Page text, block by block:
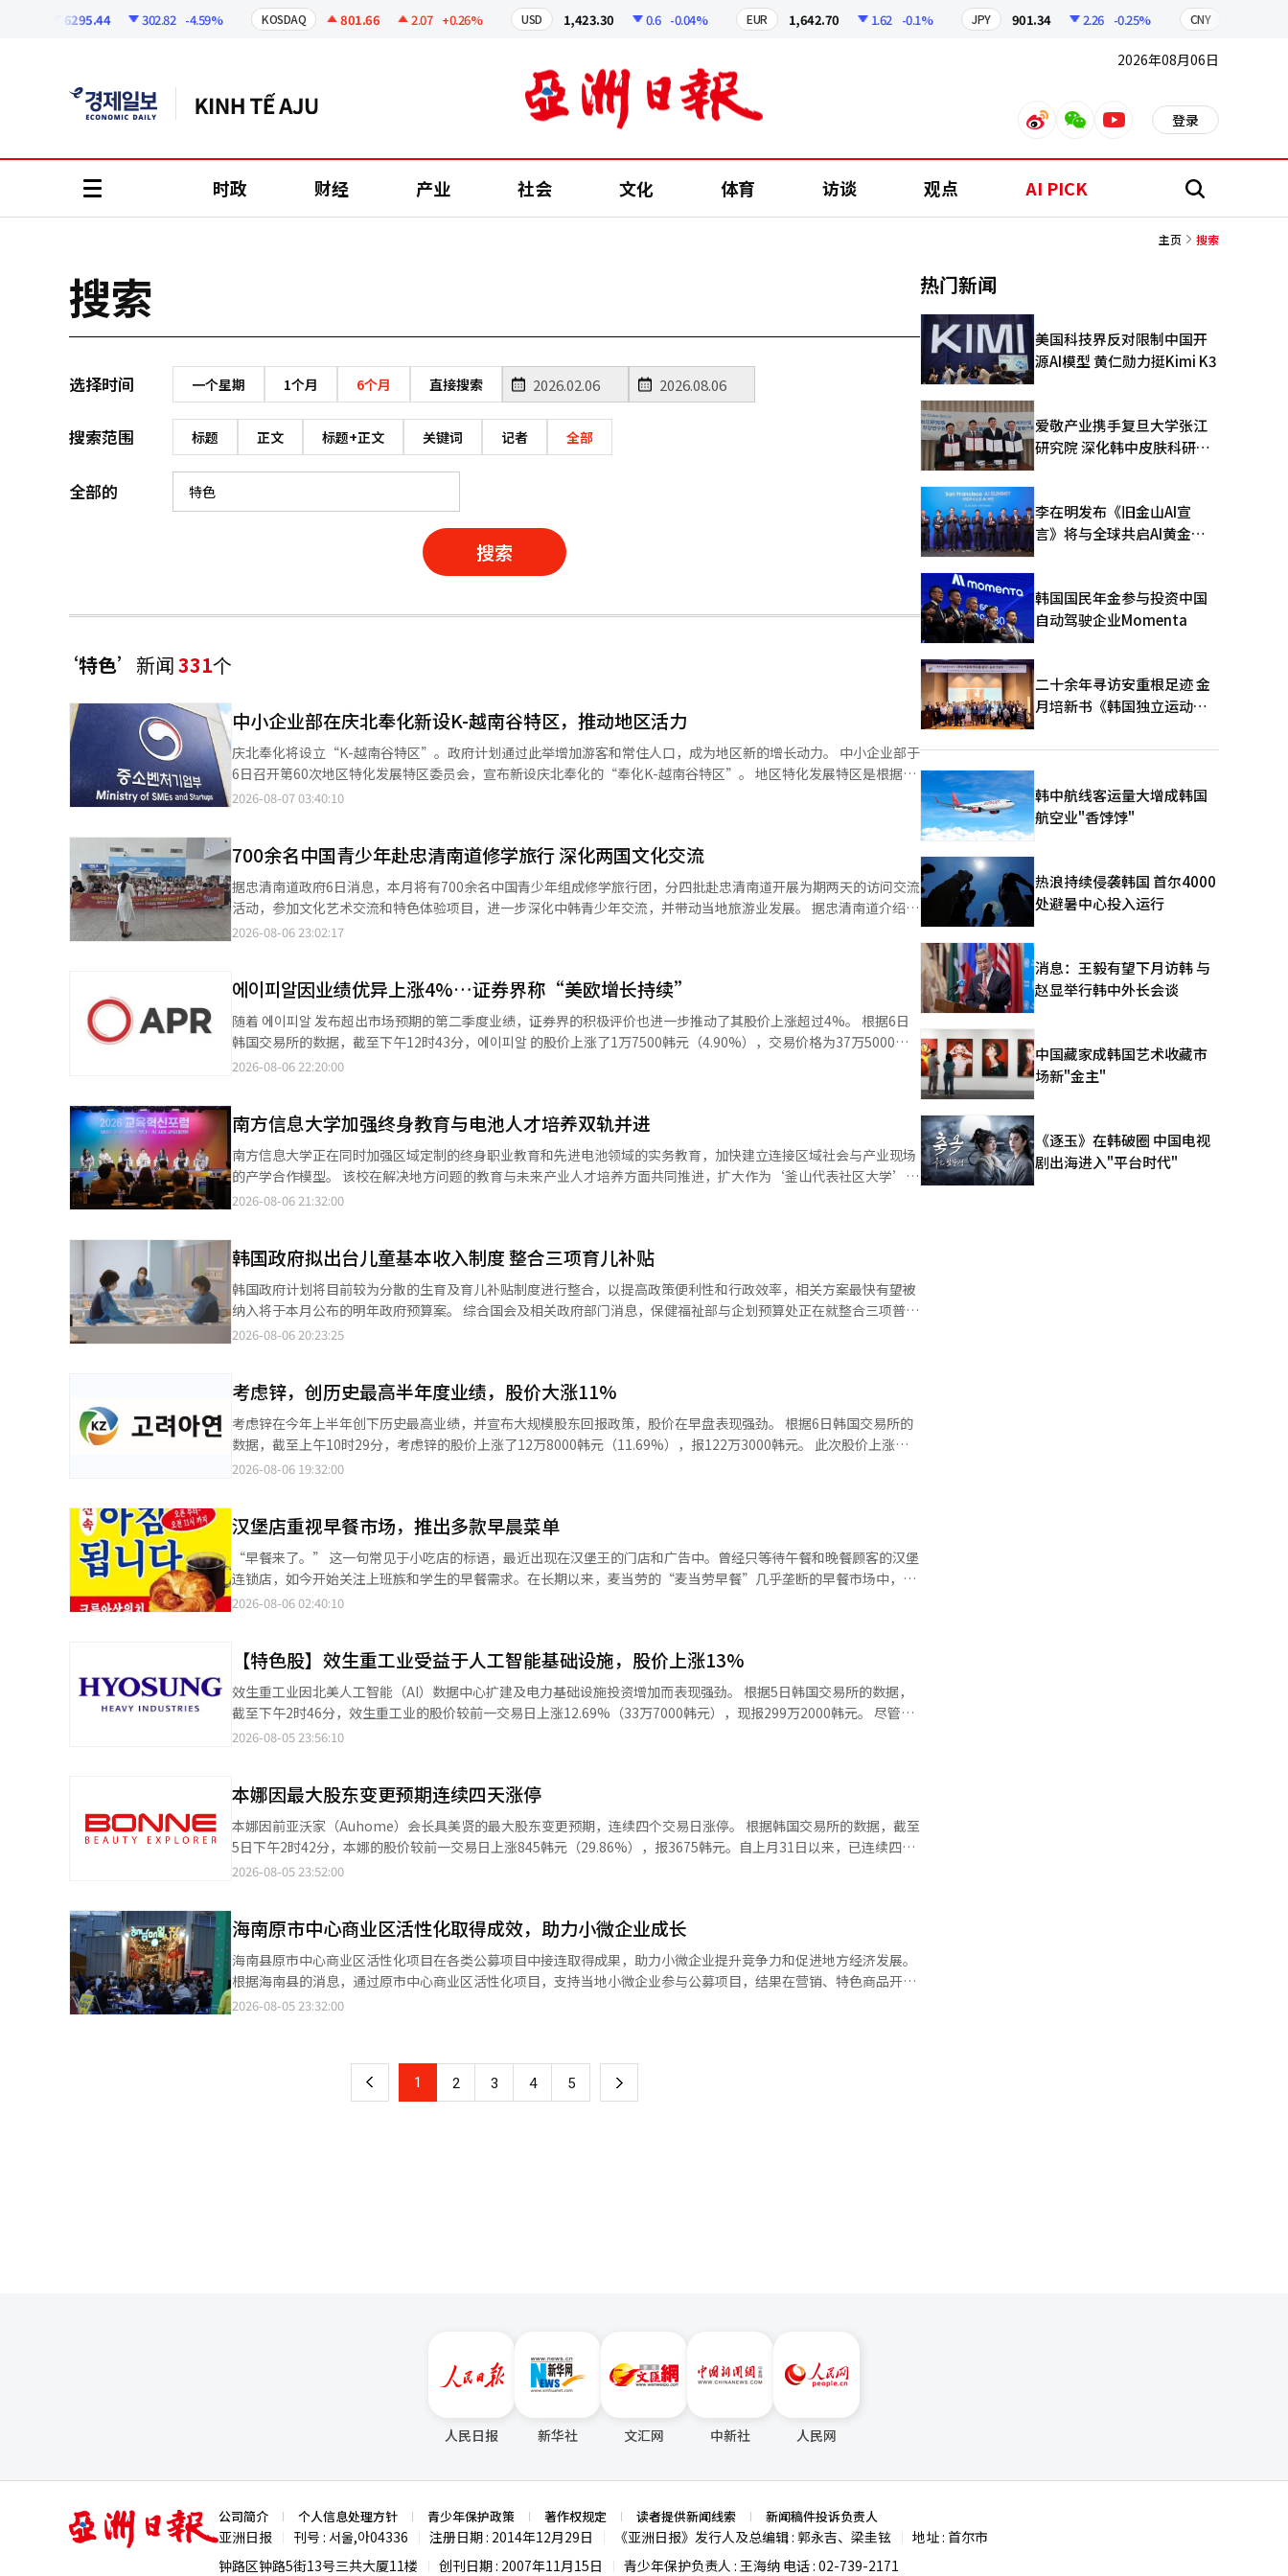
6295.44 302.82 -4.59% KOSDAQ 801.66 2.07 +0.26% USD 1,423.30 0.6 -0.04% EUR 1,642.70 1.62 -0.1% JPY 901.34 2.26 -0.25% CNY
2026年08月06日
weiboweixinyoutube 登录
时政 财经 产业 社会 文化 体育 访谈 观点 AI PICK 搜
主页 搜索
搜索
选择时间 一个星期 1个月 6个月 直接搜索
搜索范围 标题 正文 标题+正文 关键词 记者 全部
全部的
搜索
‘特色’ 新闻331个
中小企业部在庆北奉化新设K-越南谷特区，推动地区活力
庆北奉化将设立“K-越南谷特区”。政府计划通过此举增加游客和常住人口，成为地区新的增长动力。 中小企业部于
6日召开第60次地区特化发展特区委员会，宣布新设庆北奉化的“奉化K-越南谷特区”。 地区特化发展特区是根据
《地区特区法》规定，允许地方政府选择性地适用130项规制特例，以推动符合地方特色的特化项目。 此次新设
为基础，从2026年到2030年实施K-越南谷建设、创平水库周边旅游开发、租赁型智能农场、白头大干疗愈宠物村等
总投资3476亿韩元的8个特化项目。将适用《出入境管理法》《国土规划法》《住房法》等10项规制特例，以减轻外
籍工作人员的居留、土地利用、住房供应等项目推进的制度性限制。 自1992年建交以来，韩越交流在经济和产业等
领域全面扩大。 中小企业部第一副部长诺永锡表示：“奉化K-越南谷特区是将韩越800年交流这一独特历史资源与文
化、旅游和地区经济振兴相结合的新尝试。”他还表示：“我们将支持项目推进，使地区特化发展特区成为地方实际
2026-08-07 03:40:10
700余名中国青少年赴忠清南道修学旅行 深化两国文化交流
据忠清南道政府6日消息，本月将有700余名中国青少年组成修学旅行团，分四批赴忠清南道开展为期两天的访问交流
活动，参加文化艺术交流和特色体验项目，进一步深化中韩青少年交流，并带动当地旅游业发展。 据忠清南道介绍，
此次中国青少年修学旅行团成功落地，是忠清南道驻华办事处与忠清南道观光协会携手中国当地学生文化交流机构密
年艺术交流、安全教育体验等具有忠清南道特色的项目，对活动内容给予了较高评价。 忠清南道政府表示，在后续行
程中，将继续向旅行团推介当地重点旅游资源、特色节庆活动及文化体验项目，为今后吸引更多中国团体游客赴忠清
南道旅游奠定基础。 忠清南道还计划依托中国办事处，进一步加强与中国旅行社、线上旅游平台及相关机构的合作，
扩大在中国市场的宣传推广力度，并结合夜间旅游资源，开发集旅游、文化交流、兴趣体验于一体的复合型停留式旅
游产品，提升中国游客在当地的停留时间和旅游消费。 忠清南道政府负责人表示，此次成功吸引中国青少年修学旅行
极吸引更多海外游客到访，推动地区旅游业高质量发展。 此外，忠清南道中国办事处还计划以青少年交流为起点，围
绕忠清南道第九届地方政府提出的弘扬“忠、孝、礼”忠清精神目标，逐步扩大中韩文化交流范围，未来还将推动中
韩老年交流团等项目落地，进一步深化两国民间友好往来。
2026-08-06 23:02:17
에이피알因业绩优异上涨4%…证券界称“美欧增长持续”
随着 에이피알 发布超出市场预期的第二季度业绩，证券界的积极评价也进一步推动了其股价上涨超过4%。 根据6日
韩国交易所的数据，截至下午12时43分，에이피알 的股价上涨了1万7500韩元（4.90%），交易价格为37万5000韩
元。当天股价以36万6000韩元开盘，最高曾涨至38万8500韩元，表现强劲，目前略微回落。 股价的强劲表现被解读
增长。 对此，신한투자증권 的研究员朴贤珍在当天的报告中指出：“美国和欧洲的销售增长率创历史新高，整体销售
增长表现强劲。”他还表示：“不仅在美国亚马逊渠道的基础化妆品方面，头发和身体类产品也在多样化。” 此外，
他期待道：“作为名副其实的第一独立美容企业，虽然下半年面临基数压力，但在行业内独特的增长率将持续。”并
维持目标股价54万韩元和‘买入’的投资评级。※ 本报道经人工智能（AI）系统翻译与编辑。
2026-08-06 22:20:00
南方信息大学加强终身教育与电池人才培养双轨并进
南方信息大学正在同时加强区域定制的终身职业教育和先进电池领域的实务教育，加快建立连接区域社会与产业现场
的产学合作模型。 该校在解决地方问题的教育与未来产业人才培养方面共同推进，扩大作为‘釜山代表社区大学’的
角色。 南方信息大学于6日表示，大学的锚点事业团（原RISE事业团）最近在釜山天堂酒店举行的‘2026教育创新论
政策变化，讨论区域特色职业与终身教育的发展方向。 南方信息大学在‘产学结合终身教育特别案例’领域，介绍了
去年开展的‘沙上庭园师专业人才培养课程’作为代表案例。该课程是为应对沙上区的愿望项目——三乐生态公园国
家园林指定而设立的区域定制教育项目，通过现场中心的实习培养景观专业人才，并引导居民和地方团体的参与，改
善了当地的居住环境。 负责此次发布的方美仙职业教育创新中心主任表示：“为了实现有效的产学结合终身职业教育
创新，需要在行政支持的基础上，将地方现场与教育课程相结合，提升区域定居型人才培养体系。” 在随后的现场对
区域的人才循环体系需要通过与正规教育课程相连的可持续学习来建立，而非一次性学习。” 南方信息大学的现场中
心教育也延伸至先进产业领域。该校最近完成了教育部‘2026年先进领域创新融合大学项目（电池）’之一
的‘2026年电池工艺实验实习’联合教育课程，历时10天。此次课程共有来自南方信息大学、釜山大学、忠北大学
和仁荷大学的17名学生参与。课程重点利用大学间的教育基础设施，共同提升现场实务能力。 学生们在釜山大学的
电池专用实验与实习室、南方信息大学的设备控制PLC实习室、电动车电池实习室、自动化工艺实习室等地进行电池
组装教育，提高了课程的完整性。 参与联合实习教育的一名学生表示：“在课堂上仅接触理论的袋式电池组装和高压
电池包制造课程，能够在配备先进设备的釜山大学和南方信息大学的实习室中亲身体验，十分有益；这段时间让我能
够培养实际产业现场所需的实务感和自信。” 参与电池创新融合大学项目的沈在亨项目负责人表示：“通过南方信息
大学与釜山大学的优秀教育基础设施的结合，让学生们获得了更深入的现场实务经验的机会；我们将努力降低参与大
学间的壁垒，扩大高价先进设备的共同利用，培养引领下一代电池产业的融合型实务人才。” 南方信息大学计划通过
2026-08-06 21:32:00
韩国政府拟出台儿童基本收入制度 整合三项育儿补贴
韩国政府计划将目前较为分散的生育及育儿补贴制度进行整合，以提高政策便利性和行政效率，相关方案最快有望被
纳入将于本月公布的明年政府预算案。 综合国会及相关政府部门消息，保健福祉部与企划预算处正在就整合三项普惠
育儿补贴的方案进行研究。新的统一补贴制度将采用全新名称，体现李在明政府的政策特色。政府相关人士透露，新
（约合人民币4800元），满1岁后每月可领取50万韩元。 儿童补贴则面向全国9周岁以下儿童发放，每月补贴10万韩
元。根据今年3月修订并实施的《儿童补贴法》，领取年龄将逐步扩大，到2030年覆盖至13周岁儿童。 “初次见面
券”则在新生儿出生时一次性以消费券形式发放，头胎可领取200万韩元，二胎及以上可领取300万韩元。 政府同时
还在研究统一补贴支付方式，将目前不同形式的补贴全部改为现金发放，这将取消使用范围限制，进一步提高育儿家
庭资金使用的灵活性。 按照现行补贴标准计算，今年在首都圈地区出生的头胎婴儿在满13周岁以前累计可获得3650
发放：出生时一次性领取200万至300万韩元，0岁期间每月领取110万韩元，1岁期间每月领取60万韩元，此后至满
13周岁，每月继续领取10万韩元。 不过有意见认为，若仅更改补贴名称而不调整发放结构，民众实际体感政策效果
可能有限。因此，相关部门还在讨论是否将部分补贴提前集中发放，帮助家庭缓解育儿初期支出压力，或继续采取分
阶段发放方式。 政府强调，即使最终完成整合，补贴总金额不会低于现行标准。由于“初次见面券”依据《低生育与
老龄社会基本法》实施，而父母补贴和儿童补贴则依据《儿童补贴法》，因此若实施统一制度，还需要同步修改相关
2026-08-06 20:23:25
考虑锌，创历史最高半年度业绩，股价大涨11%
考虑锌在今年上半年创下历史最高业绩，并宣布大规模股东回报政策，股价在早盘表现强劲。 根据6日韩国交易所的
数据，截至上午10时29分，考虑锌的股价上涨了12万8000韩元（11.69%），报122万3000韩元。 此次股价上涨被
解读为良好业绩与股息扩大政策同时公布的结果。考虑锌日前表示，今年上半年合并营业收入达到12兆4450亿韩
了业绩的提升。市场普遍认为，考虑锌在主营业务的竞争力基础上，保持了稳定的增长态势。 股东回报政策的加强也
刺激了投资者的信心。考虑锌董事会决定在第二季度每股派发5000韩元的股息。股息基准日为本月20日，预计支付
日期为下月4日。第二季度的股息总额为1020亿韩元。 如果加上已支付的第一季度股息，上半年累计股息总额达到每
股1万韩元，总计2040亿韩元。※ 本报道经人工智能（AI）系统翻译与编辑。
2026-08-06 19:32:00
汉堡店重视早餐市场，推出多款早晨菜单
“早餐来了。” 这一句常见于小吃店的标语，最近出现在汉堡王的门店和广告中。曾经只等待午餐和晚餐顾客的汉堡
连锁店，如今开始关注上班族和学生的早餐需求。在长期以来，麦当劳的“麦当劳早餐”几乎垄断的早餐市场中，汉
堡王通过扩大销售门店和推出新菜单，正式加入了快餐行业的早餐竞争，市场竞争愈发激烈。 根据行业消息，汉堡王
重量从50克增加到80克的蛋饼。可颂三明治分为三种：蛋饼可颂三明治、火腿奶酪可颂三明治和培根生菜番茄蛋饼可
颂三明治。此外，还推出了加入直火牛肉饼的牛肉卷、使用鸡肉饼的脆皮卷，以及配有薯饼和咖啡的早餐系列，进一
步丰富了早餐产品线。 汉堡王推出早餐菜单并非首次。自2014年首次推出早餐菜单以来，汉堡王在2022年又在部分
门店推出了以蛋饼为主的“国王早餐”，并持续运营。然而，销售门店仅占总数的约10%，仅有58家。此次，汉堡王
将销售门店数量增加到120家，超过两倍，并全面改版菜单，加快了对早餐市场的攻势。 在此次活动中，汉堡王
者。这一信息以最具韩国特色的方式传达了“早餐也可以是汉堡王”。 实际上，国内快餐行业中，首先展示早餐市场
潜力的是麦当劳。自2006年引入“麦当劳早餐”以来，麦当劳通过推出蛋麦芬、培根蛋麦芬、香肠麦芬和薯饼等产
品，推动了国内早餐市场的发展。全国大多数门店从清晨开始营业，并在早上4点到10点30分之间仅销售麦当劳早
餐，成功树立了“早餐就是麦当劳”的形象。 汉堡王虽然也瞄准同一市场，但其策略有所不同。最大的区别在于选择
权。麦当劳在销售麦当劳早餐的时间内，顾客无法点普通汉堡。而汉堡王则在上午11点之前提供早餐菜单，同时也销
制。虽然早餐菜单的销售门店增加了一倍，但在559家门店中，仍仅占21.4%（120家）。虽然销售结束时间比麦当
劳晚30分钟，至上午11点，但实际运营时间更短。除了一些24小时营业的门店外，大多数门店在早上8点到10点之间
营业，因此消费者购买早餐菜单的时间仅有1到3小时。 快餐行业纷纷进入早餐市场的原因在于，早晨时段是一个具
有新增长潜力的市场。午餐和晚餐的竞争已经非常激烈，而早餐市场仍有开发空间。利用现有门店和人力资源，增加
额外收入，同时也能提升咖啡和薯饼等配餐的销售。许多顾客会同时购买一餐和饮料，这也有助于提高客单价。 业内
2026-08-06 02:40:10
【特色股】效生重工业受益于人工智能基础设施，股价上涨13%
效生重工业因北美人工智能（AI）数据中心扩建及电力基础设施投资增加而表现强劲。 根据5日韩国交易所的数据，
截至下午2时46分，效生重工业的股价较前一交易日上涨12.69%（33万7000韩元），现报299万2000韩元。 尽管近
期股价有所调整，证券界认为电力设备行业的基本面反而在增强。这是因为美国对AI数据中心所需的超高压变压器和
司昆塔服务（Quanta Services）共同成立的合资公司预计将在今年第四季度开始生产气体绝缘开关设备（GIS）用断
路器。随着美国本土生产能力的扩大，预计将更积极地应对当地需求。 许敏浩 代信证券研究员表示：“尽管股价有
所回落，但基本面正在进一步增强。AI数据中心专用收费标准的引入以及美国电力设备生产的扩大将成为订单增长的
推动因素。”※ 本报道经人工智能（AI）系统翻译与编辑。
2026-08-05 23:56:10
本娜因最大股东变更预期连续四天涨停
本娜因前亚沃家（Auhome）会长具美贤的最大股东变更预期，连续四个交易日涨停。 根据韩国交易所的数据，截至
5日下午2时42分，本娜的股价较前一交易日上涨845韩元（29.86%），报3675韩元。自上月31日以来，已连续四个
交易日达到价格限制，表现强劲。 本娜于上月31日公告，最大股东林成基及其他四人将其持有的316万2940股股票
场普遍认为，这一管理权溢价反映了投资者对本娜企业价值及未来成长潜力的期待。 此外，本娜还计划进行约22亿
韩元的第三方配售增资和100亿韩元的私募可转换债券（CB）发行。市场分析认为，最大股东变更与新资金筹集的推
进也刺激了投资者的情绪。 本娜是一家专注于化妆品品牌及产品的策划、开发和生产的专业公司，自最大股东变更公
告以来，持续受到买盘推动，股价表现强劲。※ 本报道经人工智能（AI）系统翻译与编辑。
2026-08-05 23:52:00
海南原市中心商业区活性化取得成效，助力小微企业成长
海南县原市中心商业区活性化项目在各类公募项目中接连取得成果，助力小微企业提升竞争力和促进地方经济发展。
根据海南县的消息，通过原市中心商业区活性化项目，支持当地小微企业参与公募项目，结果在营销、特色商品开
发、数字转型等多个领域接连获得选拔，奠定了成长基础。首先，在4月份由全罗南道主办的女性小企业营销支持项
5000万韩元的项目资金。该项目将通过共同品牌开发、共同营销及拓展销售渠道，建立地方小微企业的合作体系，提
升商业区竞争力。7月份，公募项目的选拔仍在继续。月末巧克力还被选为中小企业部的‘2026年小微企业生活文化
创新支持项目’，将推进7200万韩元规模的项目。预计将通过与生活文化内容相结合，建立差异化的商业模式，为原
数字转型和销售渠道拓展，为原市中心商业区注入持续活力。”此外，海南县作为原市中心商业区活性化项目的一部
分，正在推进巧克力街的建设，扩大反映地方特色的文化内容，并通过增强商户能力、开发特色商品及支持数字转
型，全力以赴培育可持续的地方商业区。※ 本报道经人工智能（AI）系统翻译与编辑。
2026-08-05 23:32:00
上 1 2 3 4 5 下
热门新闻
美国科技界反对限制中国开
源AI模型 黄仁勋力挺Kimi K3
爱敬产业携手复旦大学张江
研究院 深化韩中皮肤科研合
李在明发布《旧金山AI宣
言》将与全球共启AI黄金时
韩国国民年金参与投资中国
自动驾驶企业Momenta
二十余年寻访安重根足迹 金
月培新书《韩国独立运动圣
版
韩中航线客运量大增成韩国
航空业"香饽饽"
热浪持续侵袭韩国 首尔4000
处避暑中心投入运行
消息：王毅有望下月访韩 与
赵显举行韩中外长会谈
中国藏家成韩国艺术收藏市
场新"金主"
《逐玉》在韩破圈 中国电视
剧出海进入"平台时代"
人民日报 新华社 文汇网 中新社 人民网
亚
洲
日
公司简介 个人信息处理方针 青少年保护政策 著作权规定 读者提供新闻线索 新闻稿件投诉负责人
亚洲日报 刊号 : 서울,아04336 注册日期 : 2014年12月29日 《亚洲日报》发行人及总编辑 : 郭永吉、梁圭铉
地址 : 首尔市
钟路区钟路5街13号三共大厦11楼
创刊日期 : 2007年11月15日 青少年保护负责人 : 王海纳 电话 : 02-739-2171